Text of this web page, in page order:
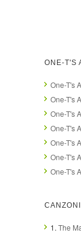
ONE-T'S
One-T's
One-T's
One-T's
One-T's
One-T's
One-T's
One-T's
1. The